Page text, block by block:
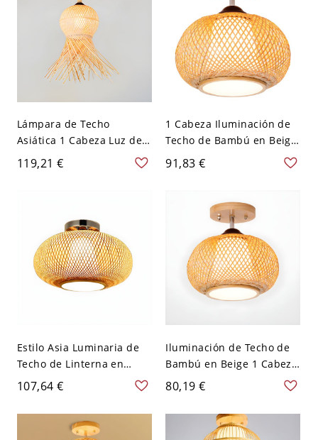
Lámpara de Techo
Asiática 1 Cabeza Luz de
Techo Semi Rasante de
Bambú en Beige - Madera
119,21 €
1 Cabeza Iluminación de
Techo de Bambú en Beige
Luz de Techo Semi
Empotrada Asiática de
120 V 35,56 cm
91,83 €
Estilo Asia Luminaria de
Techo de Linterna en
Beige Semi Plafón de
Bambú 1 Cabeza para
Comedor - Madera 110 A
120 V 40,64 cm
107,64 €
Iluminación de Techo de
Bambú en Beige 1 Cabeza
Semi Plafón Asiático de
Linterna de Sala de Té -
Madera 110 A 120 V 25,4
80,19 €